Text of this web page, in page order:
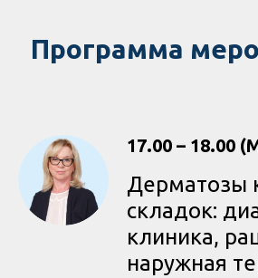
Программа
17.00 – 18.00
Дерматозы
складок:
клиника,
наружная